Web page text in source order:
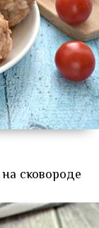
сковороде